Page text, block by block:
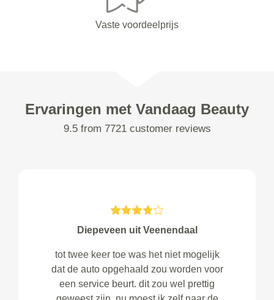
Vaste voordeelprijs
Ervaringen met Vandaag Beauty
9.5 from 7721 customer reviews
Diepeveen uit Veenendaal
tot twee keer toe was het niet mogelijk
dat de auto opgehaald zou worden voor
een service beurt. dit zou wel prettig